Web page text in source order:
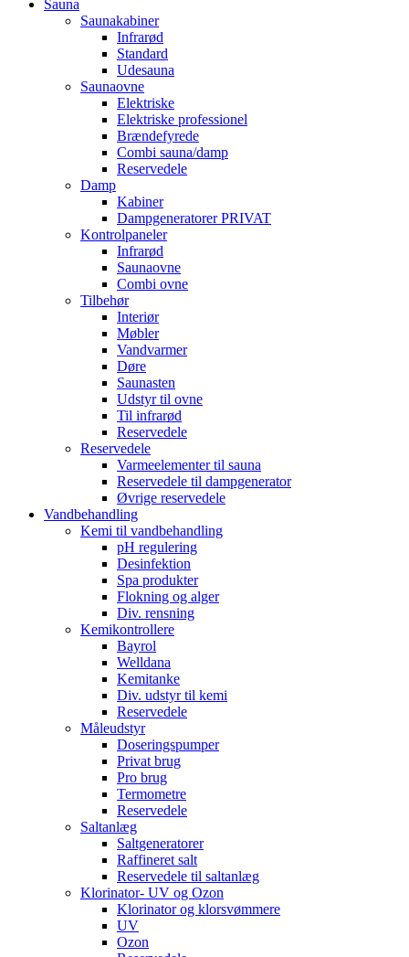
Sauna
Saunakabiner
Infrarød
Standard
Udesauna
Saunaovne
Elektriske
Elektriske professionel
Brændefyrede
Combi sauna/damp
Reservedele
Damp
Kabiner
Dampgeneratorer PRIVAT
Kontrolpaneler
Infrarød
Saunaovne
Combi ovne
Tilbehør
Interiør
Møbler
Vandvarmer
Døre
Saunasten
Udstyr til ovne
Til infrarød
Reservedele
Reservedele
Varmeelementer til sauna
Reservedele til dampgenerator
Øvrige reservedele
Vandbehandling
Kemi til vandbehandling
pH regulering
Desinfektion
Spa produkter
Flokning og alger
Div. rensning
Kemikontrollere
Bayrol
Welldana
Kemitanke
Div. udstyr til kemi
Reservedele
Måleudstyr
Doseringspumper
Privat brug
Pro brug
Termometre
Reservedele
Saltanlæg
Saltgeneratorer
Raffineret salt
Reservedele til saltanlæg
Klorinator- UV og Ozon
Klorinator og klorsvømmere
UV
Ozon